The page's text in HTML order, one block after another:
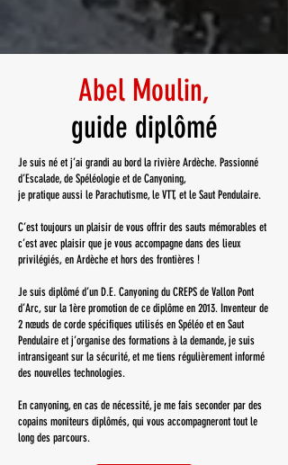
Abel Moulin,
guide diplômé
Je suis né et j’ai grandi au bord la rivière Ardèche. Passionné
d’Escalade, de Spéléologie et de Canyoning,
je pratique aussi le Parachutisme, le VTT, et le Saut Pendulaire.
C’est toujours un plaisir de vous offrir des sauts mémorables et
c’est avec plaisir que je vous accompagne dans des lieux
privilégiés, en Ardèche et hors des frontières !
Je suis diplômé d’un D.E. Canyoning du CREPS de Vallon Pont
d’Arc, sur la 1ère promotion de ce diplôme en 2013. Inventeur de
2 nœuds de corde spécifiques utilisés en Spéléo et en Saut
Pendulaire et j’organise des formations à la demande, je suis
intransigeant sur la sécurité, et me tiens régulièrement informé
des nouvelles technologies.
En canyoning, en cas de nécessité, je me fais seconder par des
copains moniteurs diplômés, qui vous accompagneront tout le
long des parcours.